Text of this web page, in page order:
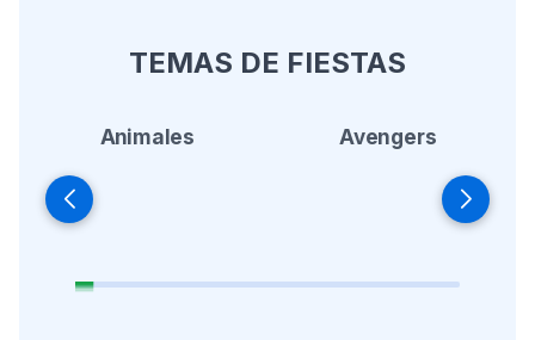
TEMAS DE FIESTAS
Animales Avengers